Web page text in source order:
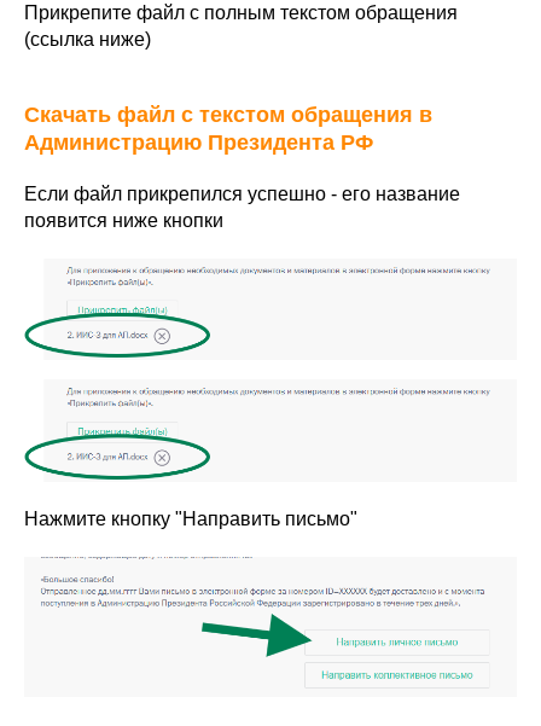
Прикрепите файл с полным текстом обращения
(ссылка ниже)
Cкачать файл с текстом обращения в
Администрацию Президента РФ
Если файл прикрепился успешно - его название
появится ниже кнопки
Нажмите кнопку "Направить письмо"